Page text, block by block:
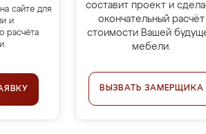
сайте для
и
расчёта
составит проект и
окончательный расчёт
стоимости Вашей
мебели.
ВЫЗВАТЬ ЗАМЕРЩИКА